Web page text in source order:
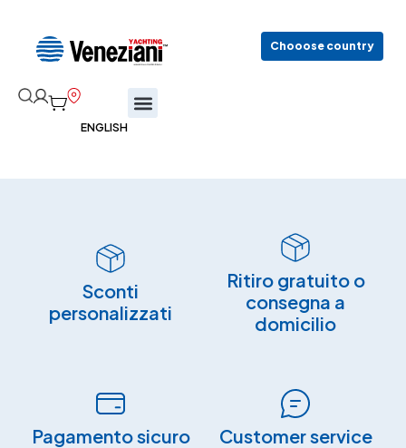
Chooose country
Sconti
personalizzati
Ritiro gratuito o
consegna a
domicilio
Pagamento sicuro​ Customer service